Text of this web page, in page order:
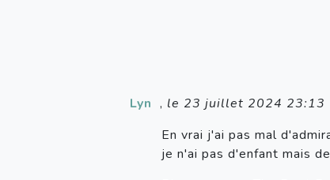
Lyn , le 23 juillet 2024 23:13
En vrai j'ai pas mal
je n'ai pas d'enfant mais